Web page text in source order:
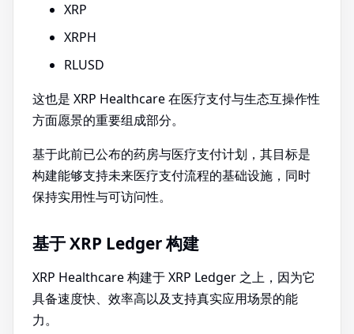
XRP
XRPH
RLUSD
这也是 XRP Healthcare 在医疗支付与生态互操作性
方面愿景的重要组成部分。
基于此前已公布的药房与医疗支付计划，其目标是
构建能够支持未来医疗支付流程的基础设施，同时
保持实用性与可访问性。
基于 XRP Ledger 构建
XRP Healthcare 构建于 XRP Ledger 之上，因为它
具备速度快、效率高以及支持真实应用场景的能
力。